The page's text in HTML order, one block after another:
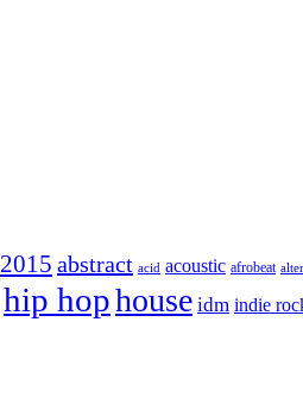
2015 abstract acid acoustic afrobeat
hip hophouse idm indie